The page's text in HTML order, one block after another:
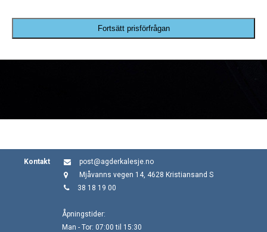
Fortsätt prisförfrågan
Kontakt
post@agderkalesje.no
Mjåvanns vegen 14, 4628 Kristiansand S
38 18 19 00
Åpningstider:
Man - Tor: 07:00 til 15:30